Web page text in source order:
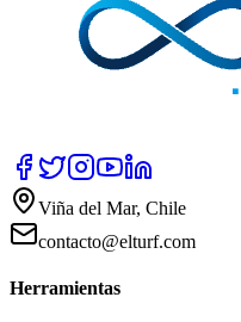
Viña del Mar, Chile
contacto@elturf.com
Herramientas